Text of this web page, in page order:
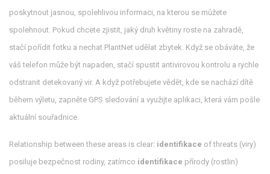
poskytnout jasnou, spolehlivou informaci, na kterou se můžete
spolehnout. Pokud chcete zjistit, jaký druh květiny roste na zahradě,
stačí pořídit fotku a nechat PlantNet udělat zbytek. Když se obáváte, že
váš telefon může být napaden, stačí spustit antivirovou kontrolu a rychle
odstranit detekovaný vir. A když potřebujete vědět, kde se nachází dítě
během výletu, zapněte GPS sledování a využijte aplikaci, která vám pošle
aktuální souřadnice.
Relationship between these areas is clear: identifikace of threats (viry)
posiluje bezpečnost rodiny, zatímco identifikace přírody (rostlin)